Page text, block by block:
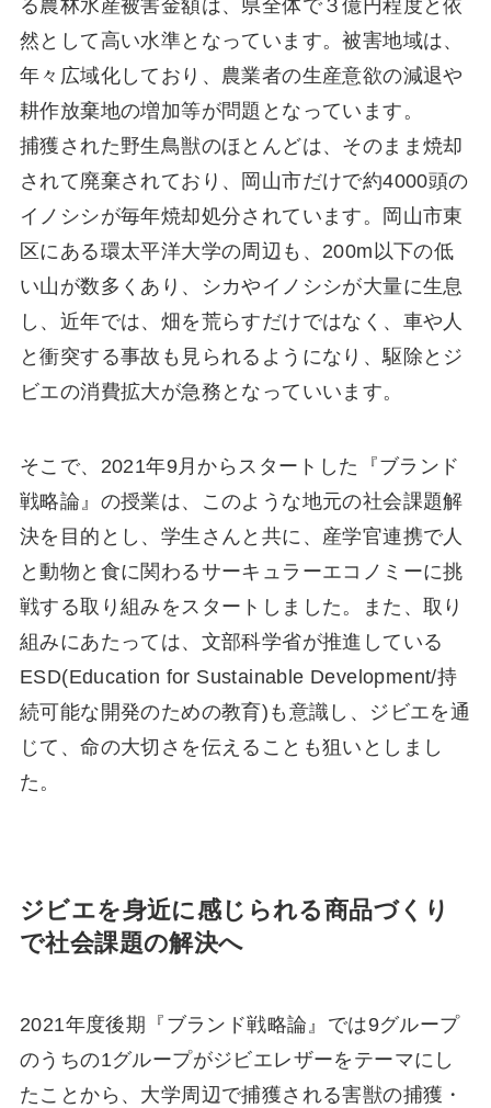
る農林⽔産被害⾦額は、県全体で３億円程度と依
然として⾼い⽔準となっています。被害地域は、
年々広域化しており、農業者の⽣産意欲の減退や
耕作放棄地の増加等が問題となっています。
捕獲された野⽣⿃獣のほとんどは、そのまま焼却
されて廃棄されており、岡⼭市だけで約4000頭の
イノシシが毎年焼却処分されています。岡⼭市東
区にある環太平洋⼤学の周辺も、200m以下の低
い⼭が数多くあり、シカやイノシシが⼤量に⽣息
し、近年では、畑を荒らすだけではなく、⾞や⼈
と衝突する事故も⾒られるようになり、駆除とジ
ビエの消費拡⼤が急務となっていいます。
そこで、2021年9⽉からスタートした『ブランド
戦略論』の授業は、このような地元の社会課題解
決を⽬的とし、学⽣さんと共に、産学官連携で⼈
と動物と⾷に関わるサーキュラーエコノミーに挑
戦する取り組みをスタートしました。また、取り
組みにあたっては、⽂部科学省が推進している
ESD(Education for Sustainable Development/持
続可能な開発のための教育)も意識し、ジビエを通
じて、命の⼤切さを伝えることも狙いとしまし
た。
ジビエを⾝近に感じられる商品づくり
で社会課題の解決へ
2021年度後期『ブランド戦略論』では9グループ
のうちの1グループがジビエレザーをテーマにし
たことから、⼤学周辺で捕獲される害獣の捕獲・